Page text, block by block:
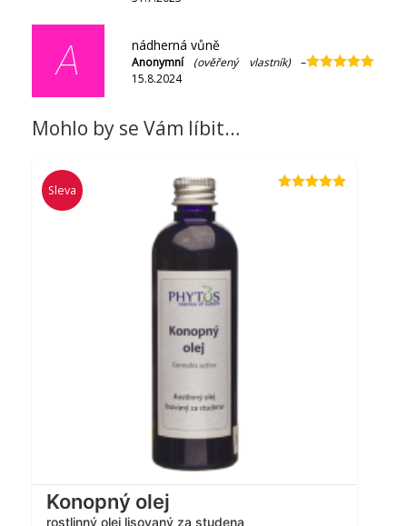
A nádherná vůně
Anonymní (ověřený vlastník)
–
15.8.2024
Mohlo by se Vám líbit…
Sleva
Konopný olej
rostlinný olej lisovaný za studena